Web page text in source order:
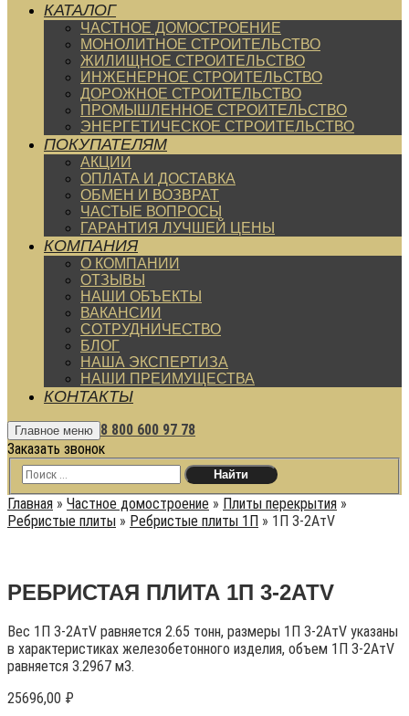
КАТАЛОГ
ЧАСТНОЕ ДОМОСТРОЕНИЕ
МОНОЛИТНОЕ СТРОИТЕЛЬСТВО
ЖИЛИЩНОЕ СТРОИТЕЛЬСТВО
ИНЖЕНЕРНОЕ СТРОИТЕЛЬСТВО
ДОРОЖНОЕ СТРОИТЕЛЬСТВО
ПРОМЫШЛЕННОЕ СТРОИТЕЛЬСТВО
ЭНЕРГЕТИЧЕСКОЕ СТРОИТЕЛЬСТВО
ПОКУПАТЕЛЯМ
АКЦИИ
ОПЛАТА И ДОСТАВКА
ОБМЕН И ВОЗВРАТ
ЧАСТЫЕ ВОПРОСЫ
ГАРАНТИЯ ЛУЧШЕЙ ЦЕНЫ
КОМПАНИЯ
О КОМПАНИИ
ОТЗЫВЫ
НАШИ ОБЪЕКТЫ
ВАКАНСИИ
СОТРУДНИЧЕСТВО
БЛОГ
НАША ЭКСПЕРТИЗА
НАШИ ПРЕИМУЩЕСТВА
КОНТАКТЫ
Главное меню 8 800 600 97 78
Заказать звонок
Главная » Частное домостроение » Плиты перекрытия »
Ребристые плиты » Ребристые плиты 1П » 1П 3-2АтV
РЕБРИСТАЯ ПЛИТА 1П 3-2АТV
Вес 1П 3-2АтV равняется 2.65 тонн, размеры 1П 3-2АтV указаны
в характеристиках железобетонного изделия, объем 1П 3-2АтV
равняется 3.2967 м3.
25696,00 ₽